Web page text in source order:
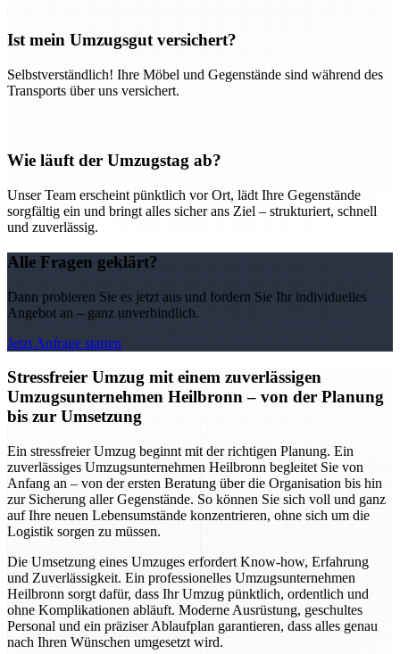
Ist mein Umzugsgut versichert?
Selbstverständlich! Ihre Möbel und Gegenstände sind während des
Transports über uns versichert.
Wie läuft der Umzugstag ab?
Unser Team erscheint pünktlich vor Ort, lädt Ihre Gegenstände
sorgfältig ein und bringt alles sicher ans Ziel – strukturiert, schnell
und zuverlässig.
Alle Fragen geklärt?
Dann probieren Sie es jetzt aus und fordern Sie Ihr individuelles
Angebot an – ganz unverbindlich.
Jetzt Anfrage starten
Stressfreier Umzug mit einem zuverlässigen
Umzugsunternehmen Heilbronn – von der Planung
bis zur Umsetzung
Ein stressfreier Umzug beginnt mit der richtigen Planung. Ein
zuverlässiges Umzugsunternehmen Heilbronn begleitet Sie von
Anfang an – von der ersten Beratung über die Organisation bis hin
zur Sicherung aller Gegenstände. So können Sie sich voll und ganz
auf Ihre neuen Lebensumstände konzentrieren, ohne sich um die
Logistik sorgen zu müssen.
Die Umsetzung eines Umzuges erfordert Know-how, Erfahrung
und Zuverlässigkeit. Ein professionelles Umzugsunternehmen
Heilbronn sorgt dafür, dass Ihr Umzug pünktlich, ordentlich und
ohne Komplikationen abläuft. Moderne Ausrüstung, geschultes
Personal und ein präziser Ablaufplan garantieren, dass alles genau
nach Ihren Wünschen umgesetzt wird.